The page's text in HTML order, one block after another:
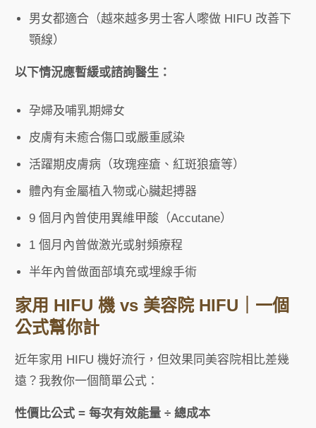
男女都適合（越來越多男士客人嚟做 HIFU 改善下
顎線）
以下情況應暫緩或諮詢醫生：
孕婦及哺乳期婦女
皮膚有未癒合傷口或嚴重感染
活躍期皮膚病（玫瑰痤瘡、紅斑狼瘡等）
體內有金屬植入物或心臟起搏器
9 個月內曾使用異維甲酸（Accutane）
1 個月內曾做激光或射頻療程
半年內曾做面部填充或埋線手術
家用 HIFU 機 vs 美容院 HIFU｜一個
公式幫你計
近年家用 HIFU 機好流行，但效果同美容院相比差幾
遠？我教你一個簡單公式：
性價比公式 = 每次有效能量 ÷ 總成本